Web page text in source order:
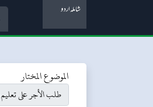
شاملہ اردو
الموضوع المختار